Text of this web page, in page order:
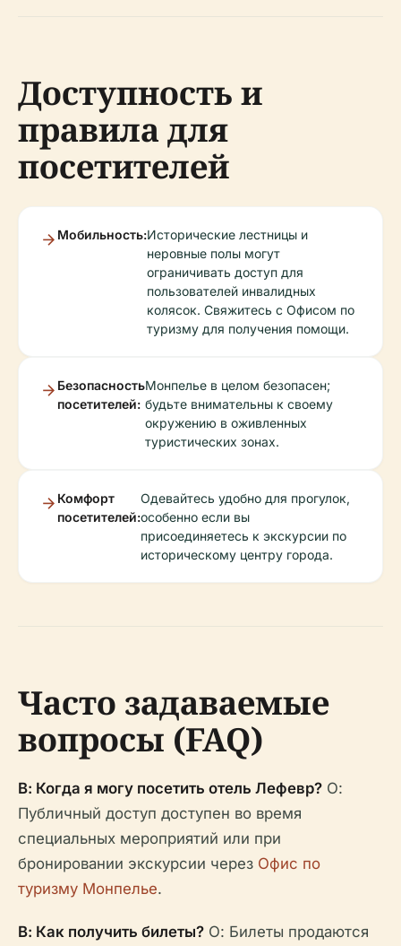
Доступность и
правила для
посетителей
Мобильность:Исторические лестницы и
неровные полы могут
ограничивать доступ для
пользователей инвалидных
колясок. Свяжитесь с Офисом по
туризму для получения помощи.
Безопасность
посетителей:
Монпелье в целом безопасен;
будьте внимательны к своему
окружению в оживленных
туристических зонах.
Комфорт
посетителей:
Одевайтесь удобно для прогулок,
особенно если вы
присоединяетесь к экскурсии по
историческому центру города.
Часто задаваемые
вопросы (FAQ)
В: Когда я могу посетить отель Лефевр? О:
Публичный доступ доступен во время
специальных мероприятий или при
бронировании экскурсии через Офис по
туризму Монпелье.
В: Как получить билеты? О: Билеты продаются